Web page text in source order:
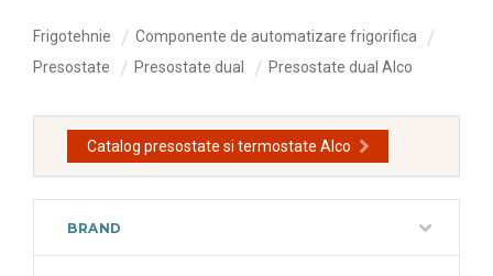
Frigotehnie
Componente de automatizare frigorifica
Presostate
Presostate dual Presostate dual Alco
Catalog presostate si termostate Alco
BRAND